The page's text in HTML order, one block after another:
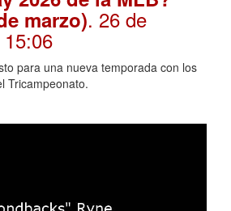
marzo). 26 de
para una nueva temporada con los
Tricampeonato.